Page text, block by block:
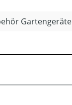
Gartengeräte